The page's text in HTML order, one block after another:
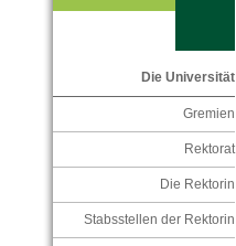
Die Universität
Gremien
Rektorat
Die Rektorin
Stabsstellen der Rektorin